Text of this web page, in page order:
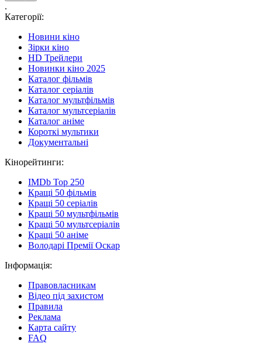
.
Категорії:
Новини кіно
Зірки кіно
HD Трейлери
Новинки кіно 2025
Каталог фільмів
Каталог серіалів
Каталог мультфільмів
Каталог мультсеріалів
Каталог аніме
Короткі мультики
Документальні
Кінорейтинги:
IMDb Top 250
Кращі 50 фільмів
Кращі 50 серіалів
Кращі 50 мультфільмів
Кращі 50 мультсеріалів
Кращі 50 аніме
Володарі Премії Оскар
Інформація:
Правовласникам
Відео під захистом
Правила
Реклама
Карта сайту
FAQ